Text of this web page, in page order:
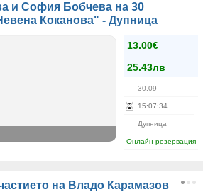
и София Бобчева на 30
Коканова" - Дупница
13.00€
25.43лв
30.09
15:07:34
Дупница
Онлайн резервация
на Владо Карамазов